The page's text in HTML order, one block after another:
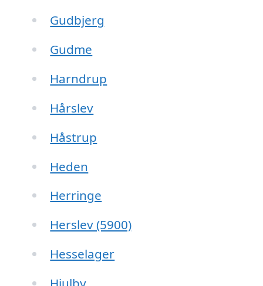
Gudbjerg
Gudme
Harndrup
Hårslev
Håstrup
Heden
Herringe
Herslev (5900)
Hesselager